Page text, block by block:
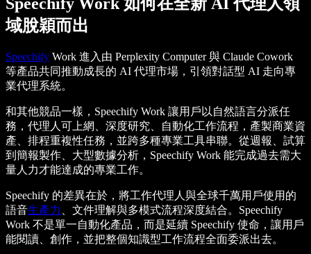
域脫穎而出
Speechify Work 進入由 Perplexity Computer 與 Claude Cowork
等產品共同推動成長的 AI 代理市場，引領對話型 AI 走向專
業代理系統。
和其他競品一樣，Speechify Work 讓用戶以自然語言分派任
務，代理人可上網、深度研究、自動化工作流程，產製商業資
產、排程重複性任務，並跨多種專業工具串聯。從週報、試算
到簡報製作、大型數據分析，Speechify Work 能完成過去需大
量人力才能達成的專業工作。
Speechify 的差異在於，將工作代理人與全球千萬用戶使用的
語音生產力 、文件理解與多模式流程深度結合。Speechify
Work 不是單一自動化產品，而是延續 Speechify 使命，讓用戶
能閱讀、創作，並把整個知識型工作流程全面委派出去。